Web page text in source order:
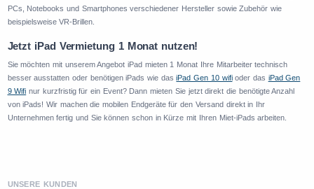
PCs, Notebooks und Smartphones verschiedener Hersteller sowie Zubehör wie
beispielsweise VR-Brillen.
Jetzt iPad Vermietung 1 Monat nutzen!
Sie möchten mit unserem Angebot iPad mieten 1 Monat Ihre Mitarbeiter technisch
besser ausstatten oder benötigen iPads wie dasiPad Gen 10 wifioder das iPad Gen
9 Wifi nur kurzfristig für ein Event? Dann mieten Sie jetzt direkt die benötigte Anzahl
von iPads! Wir machen die mobilen Endgeräte für den Versand direkt in Ihr
Unternehmen fertig und Sie können schon in Kürze mit Ihren Miet-iPads arbeiten.
UNSERE KUNDEN